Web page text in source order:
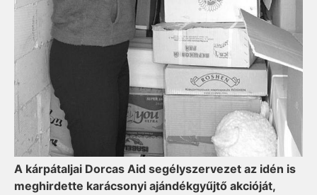
A kárpátaljai Dorcas Aid segélyszervezet az idén is
meghirdette karácsonyi ajándékgyűjtő akcióját,